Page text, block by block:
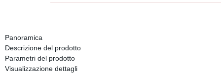
Panoramica
Descrizione del prodotto
Parametri del prodotto
Visualizzazione dettagli